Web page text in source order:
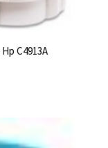
C4913A